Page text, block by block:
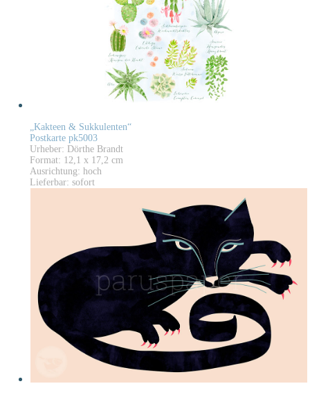
„Kakteen & Sukkulenten“
Postkarte pk5003
Urheber: Dörthe Brandt
Format: 12,1 x 17,2 cm
Ausrichtung: hoch
Lieferbar: sofort